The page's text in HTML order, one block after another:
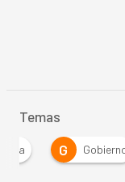
Temas
G